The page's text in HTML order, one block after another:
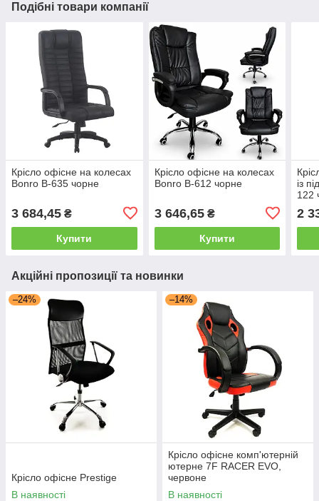
Подібні товари компанії
Крісло офісне на колесах
Bonro B-635 чорне
3 684,45 ₴
Купити
Крісло офісне на колесах
Bonro B-612 чорне
3 646,65₴
Купити
із
122
2
Акційні пропозиції та новинки
–24%
Крісло офісне Prestige
В наявності
–14%
Крісло офісне комп'ютерній
ютерне 7F RACER EVO,
червоне
В наявності